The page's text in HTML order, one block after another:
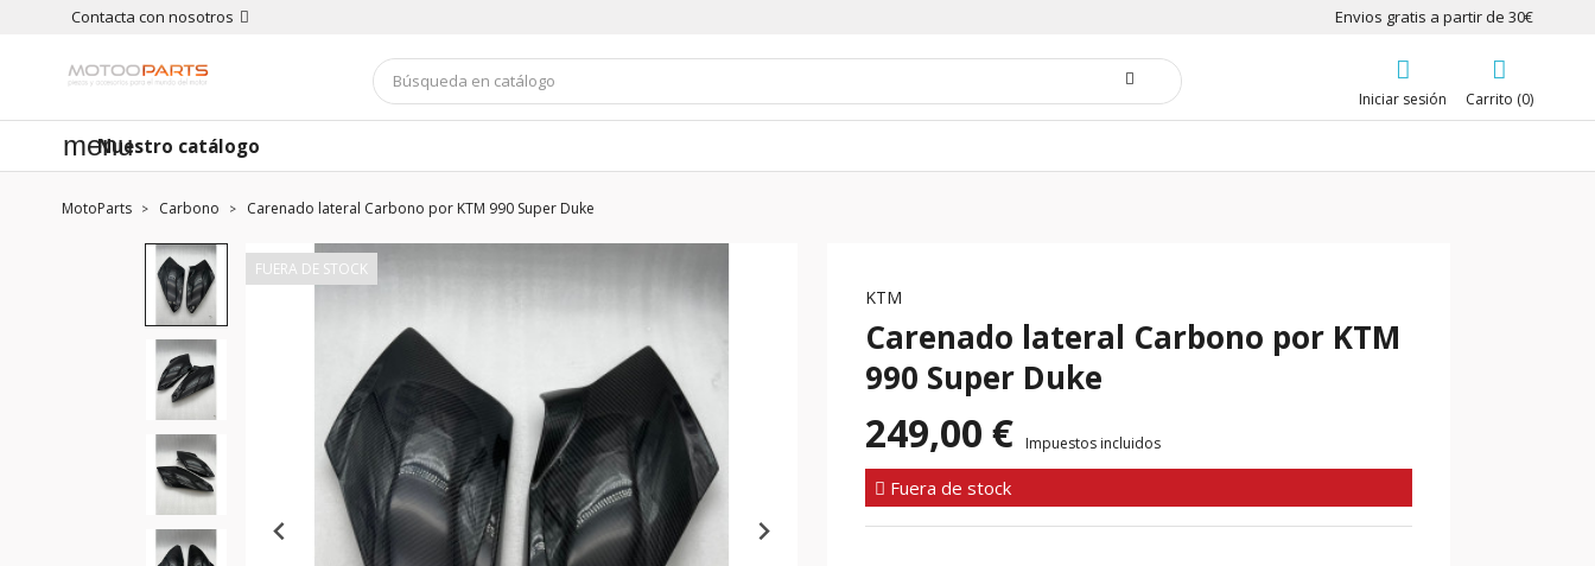
Contacta con nosotros Envios gratis a partir de 30€
Iniciar sesión Carrito (0)
menuNuestro catálogo
MotoParts Carbono Carenado lateral Carbono por KTM 990 Super Duke
FUERA DE STOCK
KTM
Carenado lateral Carbono por KTM
990 Super Duke
249,00 € Impuestos incluidos
Fuera de stock